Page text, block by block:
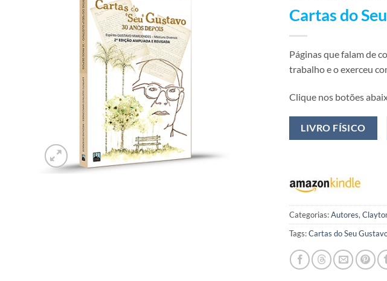
Cartas do
Páginas que falam de
trabalho e o exerceu
Clique nos botões
LIVRO FÍSICO
Categorias:Autores,
Tags:Cartas do Seu